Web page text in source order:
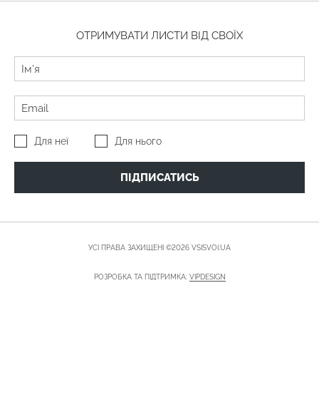
ОТРИМУВАТИ ЛИСТИ ВІД СВОЇХ
Для неї Для нього
ПІДПИСАТИСЬ
УСІ ПРАВА ЗАХИЩЕНІ ©2026 VSISVOI.UA
РОЗРОБКА ТА ПІДТРИМКА: VIPDESIGN